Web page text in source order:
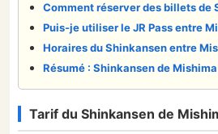
Comment réserver des billets de
Puis-je utiliser le JR Pass entre
Horaires du Shinkansen entre
Résumé : Shinkansen de
Tarif du Shinkansen de